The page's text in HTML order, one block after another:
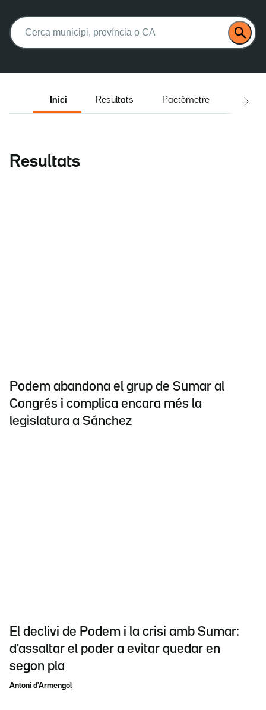
Buscar:
Inici Resultats Pactòmetre
Resultats
Podem abandona el grup de Sumar al
Congrés i complica encara més la
legislatura a Sánchez
El declivi de Podem i la crisi amb Sumar:
d'assaltar el poder a evitar quedar en
segon pla
Antoni d'Armengol